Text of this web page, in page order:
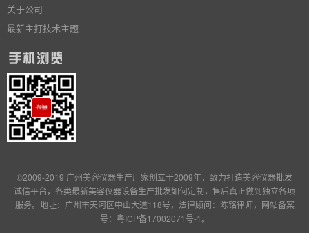
关于公司
最新主打技术主题
©2009-2019 广州美容仪器生产厂家创立于2009年，致力打造美容仪器批发
诚信平台，各类最新美容仪器设备生产批发如何定制，售后真正做到独立各项
服务。地址：广州市天河区中山大道118号，法律顾问：陈铭律师，网站备案
号： 粤ICP备17002071号-1。